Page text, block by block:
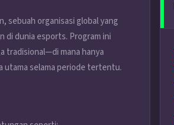
sebuah organisasi global yang
di dunia esports. Program ini
tradisional—di mana hanya
utama selama periode tertentu.